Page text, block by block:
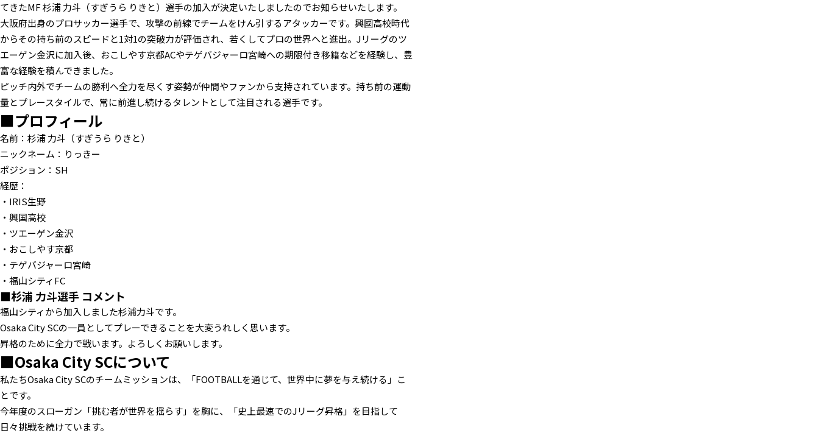
てきたMF 杉浦 力斗（すぎうら りきと）選手の加入が決定いたしましたのでお知らせいたします。
大阪府出身のプロサッカー選手で、攻撃の前線でチームをけん引するアタッカーです。興國高校時代
からその持ち前のスピードと1対1の突破力が評価され、若くしてプロの世界へと進出。Jリーグのツ
エーゲン金沢に加入後、おこしやす京都ACやテゲバジャーロ宮崎への期限付き移籍などを経験し、豊
富な経験を積んできました。
ピッチ内外でチームの勝利へ全力を尽くす姿勢が仲間やファンから支持されています。持ち前の運動
量とプレースタイルで、常に前進し続けるタレントとして注目される選手です。
■プロフィール
名前：杉浦 力斗（すぎうら りきと）
ニックネーム：りっきー
ポジション：SH
経歴：
・IRIS生野
・興国高校
・ツエーゲン金沢
・おこしやす京都
・テゲバジャーロ宮崎
・福山シティFC
■杉浦 力斗選手 コメント
福山シティから加入しました杉浦力斗です。
Osaka City SCの一員としてプレーできることを大変うれしく思います。
昇格のために全力で戦います。よろしくお願いします。
■Osaka City SCについて
私たちOsaka City SCのチームミッションは、「FOOTBALLを通じて、世界中に夢を与え続ける」こ
とです。
今年度のスローガン「挑む者が世界を揺らす」を胸に、「史上最速でのJリーグ昇格」を目指して
日々挑戦を続けています。